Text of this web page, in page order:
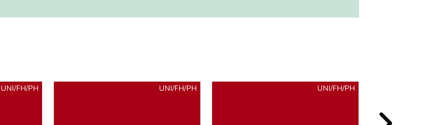
UNI/FH/PH UNI/FH/PH UNI/FH/PH